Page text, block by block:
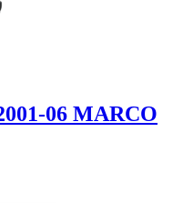
06 MARCO